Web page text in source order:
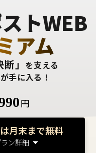
トWEB
アム
断」 を支える
手に入る！
円
月末まで無料
ン詳細